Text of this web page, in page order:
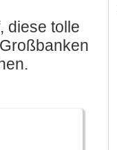
diese tolle